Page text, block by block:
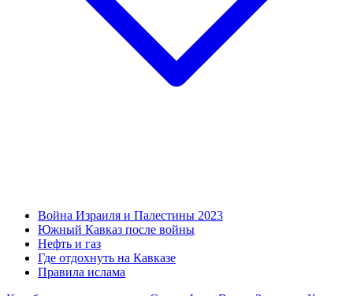
Война Израиля и Палестины 2023
Южный Кавказ после войны
Нефть и газ
Где отдохнуть на Кавказе
Правила ислама